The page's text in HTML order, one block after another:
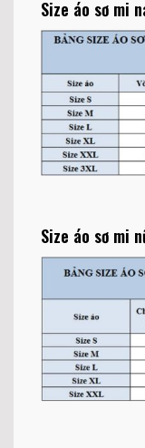
Size áo sơ mi
Size áo sơ mi